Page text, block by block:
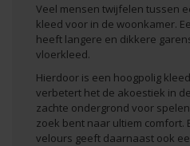
Veel mensen twijfelen tussen
kleed voor in de woonkamer.
heeft langere en dikkere
vloerkleed.
Hierdoor is een hoogpolig
verbetert het de akoestiek in
zachte ondergrond voor
zoek bent naar ultiem comfort.
velours geeft daarnaast ook